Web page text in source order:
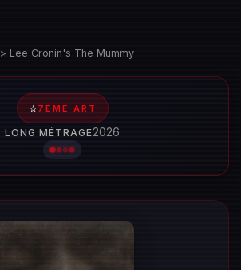
> Lee Cronin's The Mummy
⭐7ÈME ART
LONG MÉTRAGE2026